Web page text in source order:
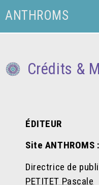
ANTHROMS
Crédits &
ÉDITEUR
Site
Directrice de
PETITET Pascale